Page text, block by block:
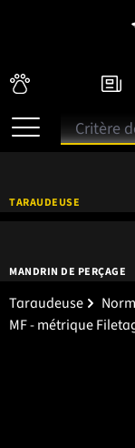
TARAUDEUSE
MANDRIN DE PERÇAGE
Taraudeuse
MF - métrique